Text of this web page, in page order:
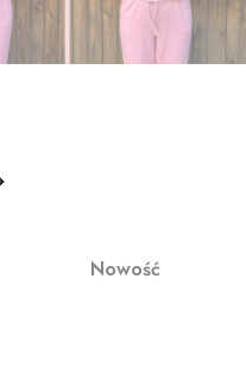
Nowość